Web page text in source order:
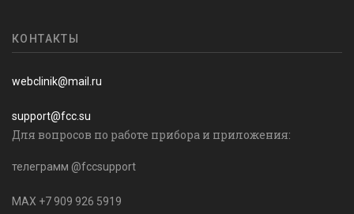
КОНТАКТЫ
webclinik@mail.ru
support@fcc.su
Для вопросов по работе прибора и приложения:
телеграмм @fccsupport
MAX +7 909 926 5919